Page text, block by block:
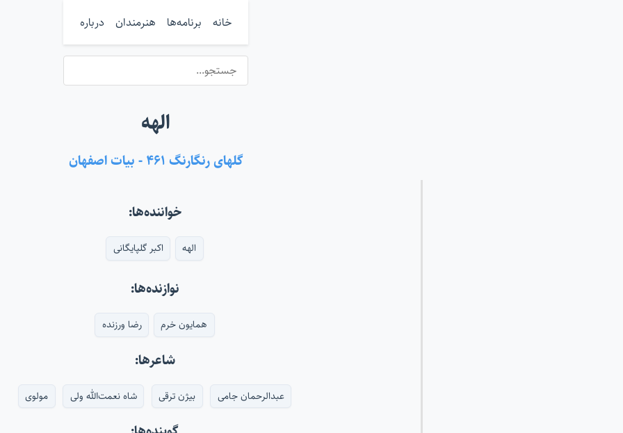
خانه برنامه‌ها هنرمندان درباره
الهه
گلهای رنگارنگ ۴۶۱ - بیات اصفهان
خواننده‌ها:
الهه اکبر گلپایگانی
نوازنده‌ها:
همایون خرم رضا ورزنده
شاعرها:
عبدالرحمان جامی بیژن ترقی شاه نعمت‌الله ولی مولوی